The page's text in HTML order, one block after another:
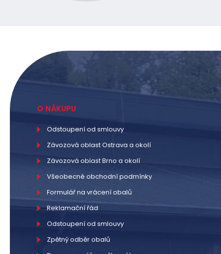
O NÁKUPU
Odstoupení od smlouvy
Závozová oblast Ostrava a okolí
Závozová oblast Brno a okolí
Všeobecné obchodní podmínky
Formulář na vrácení obalů
Reklamační řád
Odstoupení od smlouvy
Zpětný odběr obalů